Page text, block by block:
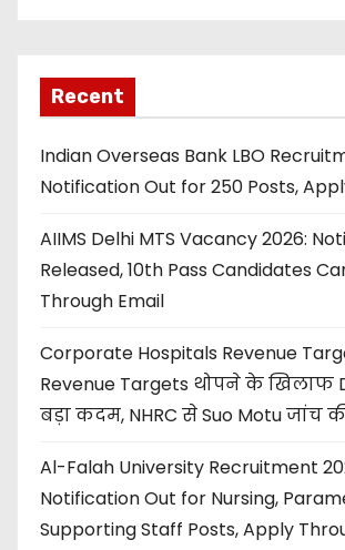
Recent
Indian Overseas Bank LBO
Notification Out for 250 Posts,
AIIMS Delhi MTS Vacancy 2026:
Released, 10th Pass Candidates
Through Email
Corporate Hospitals Revenue
Revenue Targets थोपने के खिलाफ
बड़ा कदम, NHRC से Suo Motu जांच
Al-Falah University Recruitment
Notification Out for Nursing,
Supporting Staff Posts, Apply